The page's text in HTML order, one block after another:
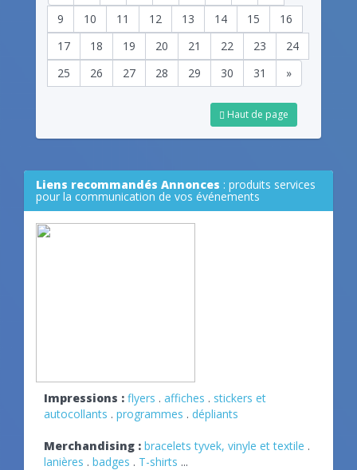
9
10 11 12 13 14 15
16
17
18 19 20 21 22 23
24
25
26 27 28 29 30 31 »
Haut de page
Liens recommandés Annonces : produits services
pour la communication de vos événements
Impressions : flyers . affiches . stickers et
autocollants . programmes . dépliants
Merchandising : bracelets tyvek, vinyle et textile .
lanières . badges . T-shirts ...